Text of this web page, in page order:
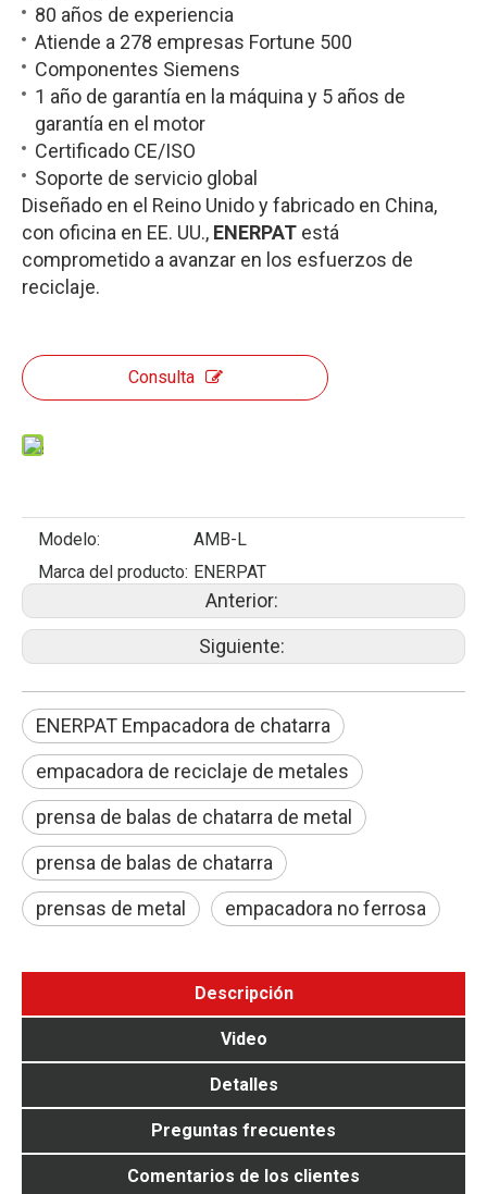
80 años de experiencia
Atiende a 278 empresas Fortune 500
Componentes Siemens
1 año de garantía en la máquina y 5 años de
garantía en el motor
Certificado CE/ISO
Soporte de servicio global
Diseñado en el Reino Unido y fabricado en China,
con oficina en EE. UU., ENERPAT está
comprometido a avanzar en los esfuerzos de
reciclaje.
Consulta
Modelo:
AMB-L
Marca del producto: ENERPAT
Anterior:
Siguiente:
ENERPAT Empacadora de chatarra
empacadora de reciclaje de metales
prensa de balas de chatarra de metal
prensa de balas de chatarra
prensas de metal
empacadora no ferrosa
Descripción
Video
Detalles
Preguntas frecuentes
Comentarios de los clientes